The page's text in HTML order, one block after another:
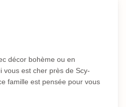
décor bohème ou en
vous est cher près de Scy-
famille est pensée pour vous